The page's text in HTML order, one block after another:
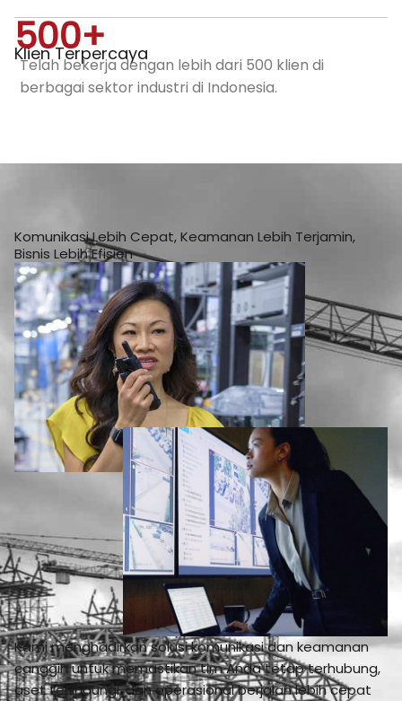
Klien Terpercaya
500+
Telah bekerja dengan lebih dari 500 klien di
berbagai sektor industri di Indonesia.
Komunikasi Lebih Cepat, Keamanan Lebih Terjamin,
Bisnis Lebih Efisien
Kami menghadirkan solusi komunikasi dan keamanan
canggih untuk memastikan tim Anda tetap terhubung,
aset terlindungi, dan operasional berjalan lebih cepat